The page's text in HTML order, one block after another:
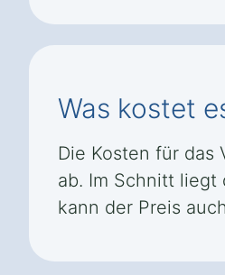
Was kostet
Die Kosten für das
ab. Im Schnitt liegt
kann der Preis